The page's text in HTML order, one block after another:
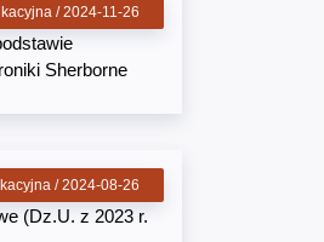
Sherborne
/ 2024-11-26
(Dz.U. z 2023 r.
/ 2024-08-26